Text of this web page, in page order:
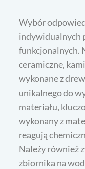
Wybór
indywidualnych
funkcjonalnych.
ceramiczne,
wykonane z
unikalnego do
materiału,
wykonany z
reagują
Należy również
zbiornika na